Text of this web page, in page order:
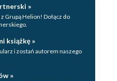
»
Grupą Helion! Dołącz do
książkę »
i zostań autorem naszego
»